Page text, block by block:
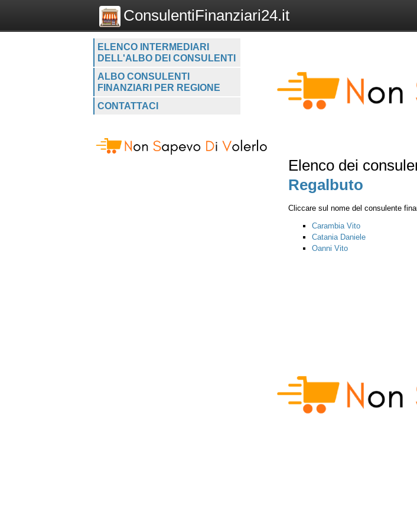
ConsulentiFinanziari24.it
ELENCO INTERMEDIARI
DELL'ALBO DEI CONSULENTI
ALBO CONSULENTI
FINANZIARI PER REGIONE
CONTATTACI
Elenco dei
Regalbuto
Cliccare sul nome del consulente
Carambia Vito
Catania Daniele
Oanni Vito